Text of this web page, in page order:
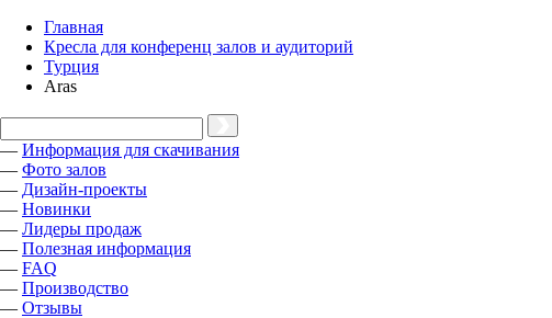
Главная
Кресла для конференц залов и аудиторий
Турция
Aras
— Информация для скачивания
— Фото залов
— Дизайн-проекты
— Новинки
— Лидеры продаж
— Полезная информация
— FAQ
— Производство
— Отзывы